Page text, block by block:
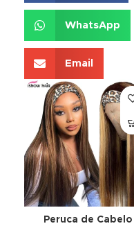
WhatsApp
Email
Peruca de Cabelo